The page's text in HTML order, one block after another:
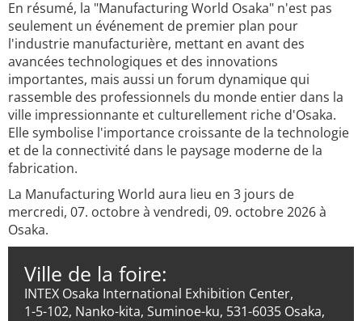
En résumé, la "Manufacturing World Osaka" n'est pas
seulement un événement de premier plan pour
l'industrie manufacturière, mettant en avant des
avancées technologiques et des innovations
importantes, mais aussi un forum dynamique qui
rassemble des professionnels du monde entier dans la
ville impressionnante et culturellement riche d'Osaka.
Elle symbolise l'importance croissante de la technologie
et de la connectivité dans le paysage moderne de la
fabrication.
La Manufacturing World aura lieu en 3 jours de
mercredi, 07. octobre à vendredi, 09. octobre 2026 à
Osaka.
Ville de la foire:
INTEX Osaka International Exhibition Center,
1-5-102, Nanko-kita, Suminoe-ku, 531-6035 Osaka,